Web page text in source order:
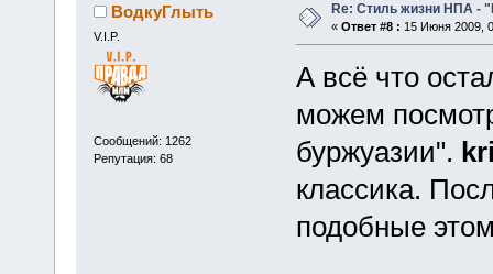
ВодкуГлыть
V.I.P.
Сообщений: 1262
Репутация: 68
Re: Стиль жизни НПА -
« Ответ #8 : 15 Июня 2009,
А всё что
можем
буржуазии".
классика.
подобные